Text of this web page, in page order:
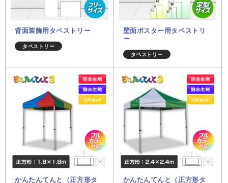
背面装飾用タペストリー
タペストリー
壁面ポスター用タペストリ
ー
タペストリー
かんたんてんと（正方形タ
かんたんてんと（正方形タ